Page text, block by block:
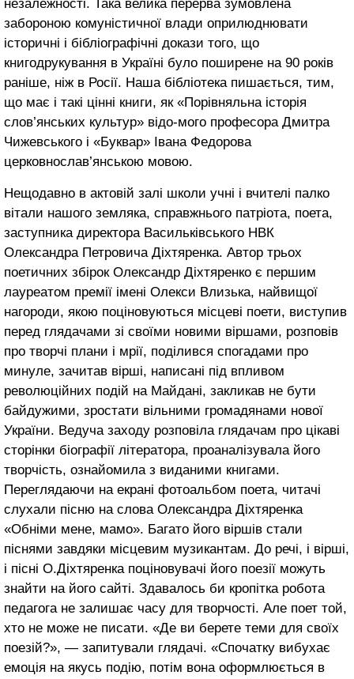
незалежності. Така велика перерва зумовлена
забороною комуністичної влади оприлюднювати
історичні і бібліографічні докази того, що
книгодрукування в Україні було поширене на 90 років
раніше, ніж в Росії. Наша бібліотека пишається, тим,
що має і такі цінні книги, як «Порівняльна історія
слов’янських культур» відо-мого професора Дмитра
Чижевського і «Буквар» Івана Федорова
церковнослав’янською мовою.
Нещодавно в актовій залі школи учні і вчителі палко
вітали нашого земляка, справжнього патріота, поета,
заступника директора Васильківського НВК
Олександра Петровича Діхтяренка. Автор трьох
поетичних збірок Олександр Діхтяренко є першим
лауреатом премії імені Олекси Влизька, найвищої
нагороди, якою поціновуються місцеві поети, виступив
перед глядачами зі своїми новими віршами, розповів
про творчі плани і мрії, поділився спогадами про
минуле, зачитав вірші, написані під впливом
революційних подій на Майдані, закликав не бути
байдужими, зростати вільними громадянами нової
України. Ведуча заходу розповіла глядачам про цікаві
сторінки біографії літератора, проаналізувала його
творчість, ознайомила з виданими книгами.
Переглядаючи на екрані фотоальбом поета, читачі
слухали пісню на слова Олександра Діхтяренка
«Обніми мене, мамо». Багато його віршів стали
піснями завдяки місцевим музикантам. До речі, і вірші,
і пісні О.Діхтяренка поціновувачі його поезії можуть
знайти на його сайті. Здавалось би кропітка робота
педагога не залишає часу для творчості. Але поет той,
хто не може не писати. «Де ви берете теми для своїх
поезій?», — запитували глядачі. «Спочатку вибухає
емоція на якусь подію, потім вона оформлюється в